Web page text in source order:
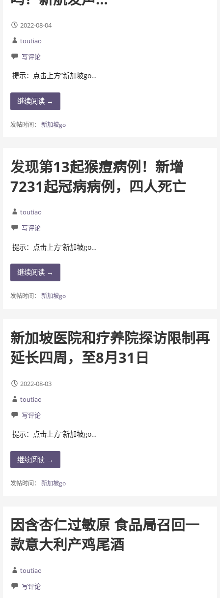
2022-08-04
toutiao
写评论
提示：点击上方”新加坡go…
继续阅读 →
发帖时间： 新加坡go
发现第13起猴痘病例！新增
7231起冠病病例，四人死亡
toutiao
写评论
提示：点击上方”新加坡go…
继续阅读 →
发帖时间： 新加坡go
新加坡医院和疗养院探访限制再
延长四周，至8月31日
2022-08-03
toutiao
写评论
提示：点击上方”新加坡go…
继续阅读 →
发帖时间： 新加坡go
因含杏仁过敏原 食品局召回一
款意大利产鸡尾酒
toutiao
写评论